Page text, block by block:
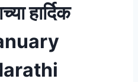
हार्दिक